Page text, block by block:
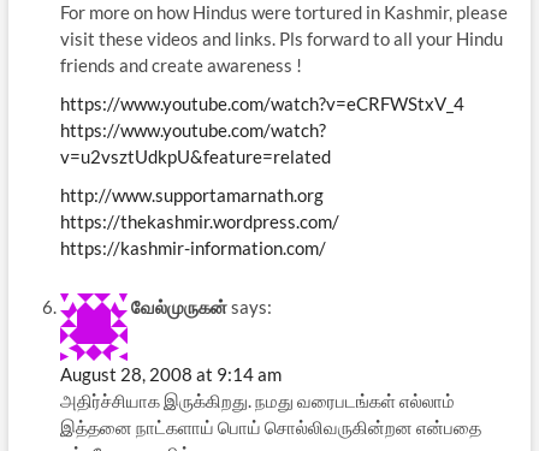
For more on how Hindus were tortured in Kashmir, please
visit these videos and links. Pls forward to all your Hindu
friends and create awareness !
https://www.youtube.com/watch?v=eCRFWStxV_4
https://www.youtube.com/watch?
v=u2vsztUdkpU&feature=related
http://www.supportamarnath.org
https://thekashmir.wordpress.com/
https://kashmir-information.com/
வேல்முருகன்says:
August 28, 2008 at 9:14 am
அதிர்ச்சியாக இருக்கிறது. நமது வரைபடங்கள் எல்லாம்
இத்தனை நாட்களாய் பொய் சொல்லிவருகின்றன என்பதை